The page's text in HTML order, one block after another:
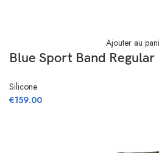
Ajouter au
Blue Sport Band Regular
Silicone
€159.00